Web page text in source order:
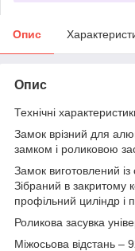
Опис
Опис
Технічні
Замок врізний для
замком і роликовою
Замок виготовлений із
Зібраний в закритому
профільний циліндр і
Роликова засувка
Міжосьова відстань –